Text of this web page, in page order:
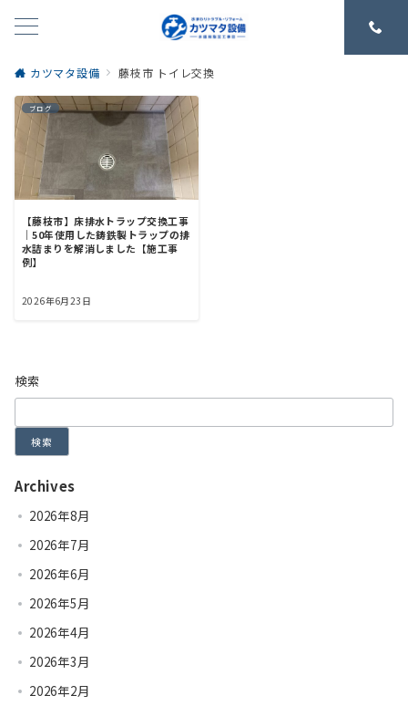
カツマタ設備 藤枝市 トイレ交換
ブログ
【藤枝市】床排水トラップ交換工事
｜50年使用した鋳鉄製トラップの排
水詰まりを解消しました【施工事
例】
2026年6月23日
検索
検索
Archives
2026年8月
2026年7月
2026年6月
2026年5月
2026年4月
2026年3月
2026年2月